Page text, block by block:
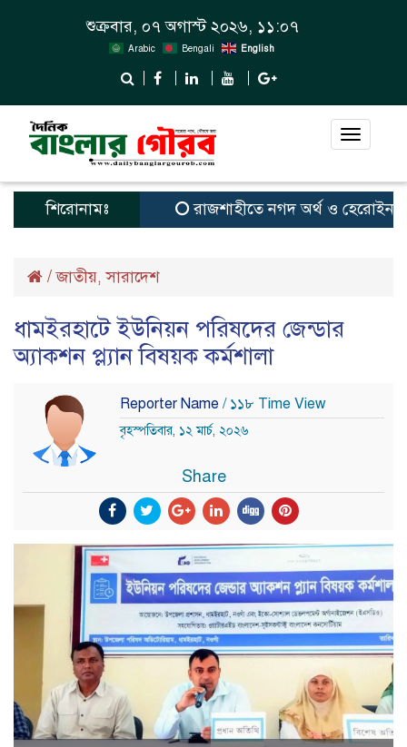
শুক্রবার, ০৭ অগাস্ট ২০২৬, ১১:০৭
Arabic Bengali English
Toggle
শিরোনামঃ রাজশাহীতে নগদ অর্থ ও হেরোইন-সহ
/জাতীয়,সারাদেশ
ধামইরহাটে ইউনিয়ন পরিষদের জেন্ডার
অ্যাকশন প্ল্যান বিষয়ক কর্মশালা
Reporter Name / ১১৮ Time View
বৃহস্পতিবার, ১২ মার্চ, ২০২৬
Share